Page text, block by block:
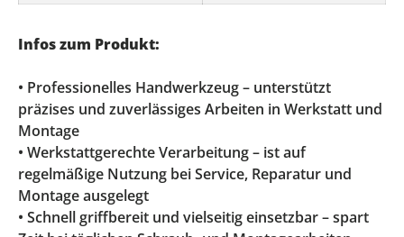
Infos zum Produkt:
• Professionelles Handwerkzeug – unterstützt
präzises und zuverlässiges Arbeiten in Werkstatt und
Montage
• Werkstattgerechte Verarbeitung – ist auf
regelmäßige Nutzung bei Service, Reparatur und
Montage ausgelegt
• Schnell griffbereit und vielseitig einsetzbar – spart